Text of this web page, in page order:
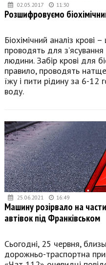
02.05.2017 11:30
Розшифровуємо
Біохімічний аналіз крові
проводять для з’ясування
людини. Забір крові для
правило, проводять
їжу і пити рідину за 6-12
воду.
25.06.2021 16:49
Машину розірвало на
автівок під Франківськом
Сьогодні, 25 червня,
дорожньо-траспортна